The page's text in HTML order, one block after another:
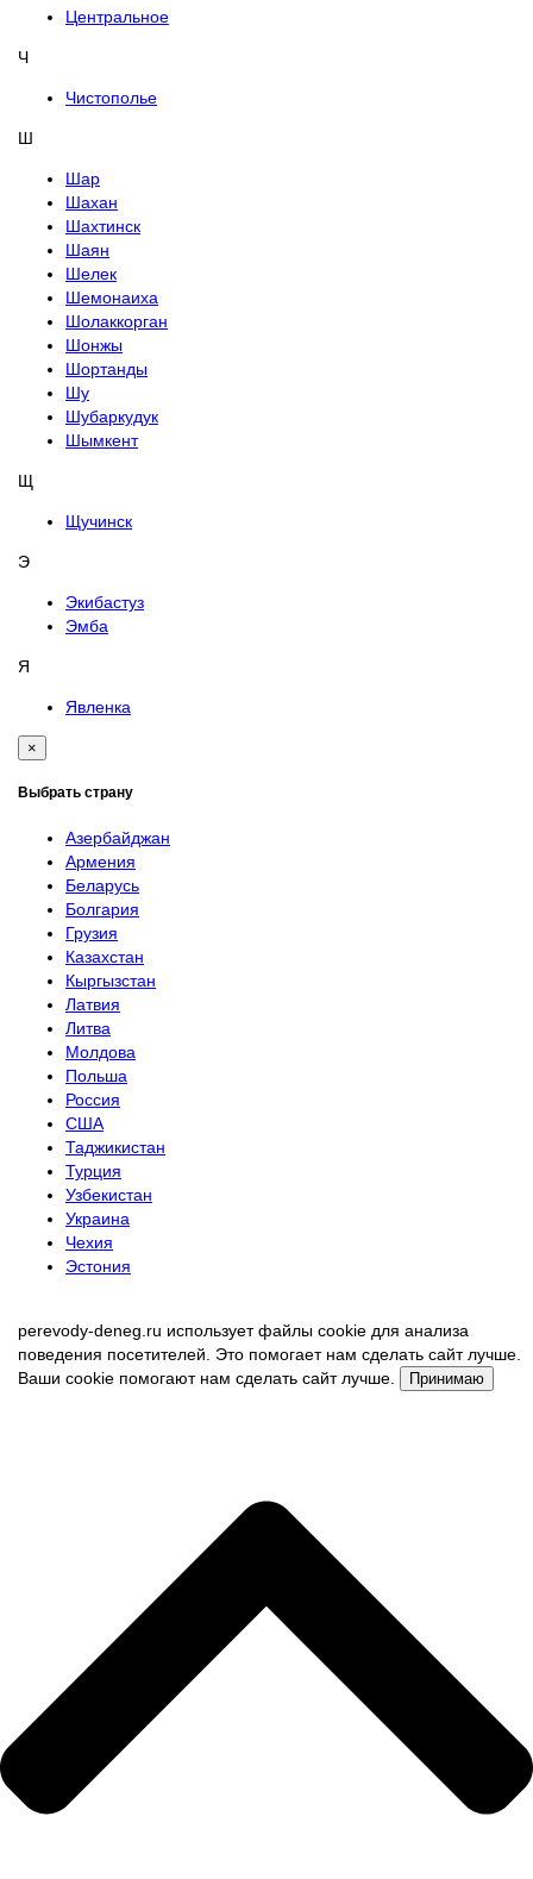
Центральное
Ч
Чистополье
Ш
Шар
Шахан
Шахтинск
Шаян
Шелек
Шемонаиха
Шолаккорган
Шонжы
Шортанды
Шу
Шубаркудук
Шымкент
Щ
Щучинск
Э
Экибастуз
Эмба
Я
Явленка
×
Выбрать страну
Азербайджан
Армения
Беларусь
Болгария
Грузия
Казахстан
Кыргызстан
Латвия
Литва
Молдова
Польша
Россия
США
Таджикистан
Турция
Узбекистан
Украина
Чехия
Эстония
perevody-deneg.ru использует файлы cookie для анализа
поведения посетителей. Это помогает нам сделать сайт лучше.
Ваши cookie помогают нам сделать сайт лучше.
Принимаю